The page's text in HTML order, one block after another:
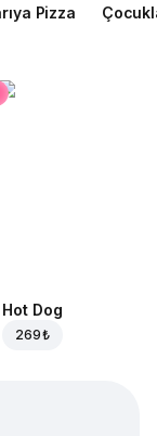
Pizza
Hot Dog
269 ₺